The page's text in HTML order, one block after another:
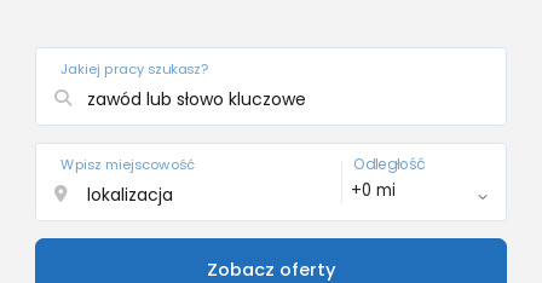
Jakiej pracy szukasz?
Wpisz miejscowość Odległość
Zobacz oferty